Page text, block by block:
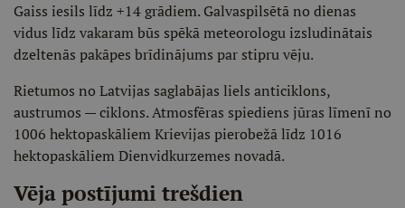
Gaiss iesils līdz +14 grādiem. Galvaspilsētā no dienas
vidus līdz vakaram būs spēkā meteorologu izsludinātais
dzeltenās pakāpes brīdinājums par stipru vēju.
Rietumos no Latvijas saglabājas liels anticiklons,
austrumos — ciklons. Atmosfēras spiediens jūras līmenī no
1006 hektopaskāliem Krievijas pierobežā līdz 1016
hektopaskāliem Dienvidkurzemes novadā.
Vēja postījumi trešdien